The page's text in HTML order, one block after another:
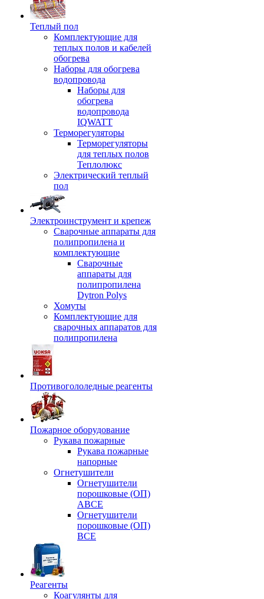
Теплый пол
Комплектующие для
теплых полов и кабелей
обогрева
Наборы для обогрева
водопровода
Наборы для
обогрева
водопровода
IQWATT
Терморегуляторы
Терморегуляторы
для теплых полов
Теплолюкс
Электрический теплый
пол
Электроинструмент и крепеж
Сварочные аппараты для
полипропилена и
комплектующие
Сварочные
аппараты для
полипропилена
Dytron Polys
Хомуты
Комплектующие для
сварочных аппаратов для
полипропилена
Противогололедные реагенты
Пожарное оборудование
Рукава пожарные
Рукава пожарные
напорные
Огнетушители
Огнетушители
порошковые (ОП)
АВСЕ
Огнетушители
порошковые (ОП)
ВСЕ
Реагенты
Коагулянты для